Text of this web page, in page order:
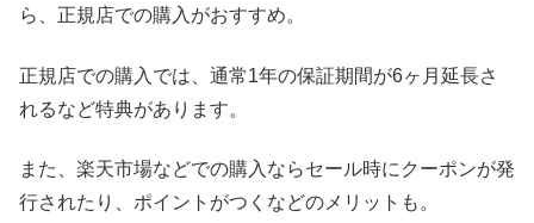
ら、正規店での購入がおすすめ。
正規店での購入では、通常1年の保証期間が6ヶ月延長さ
れるなど特典があります。
また、楽天市場などでの購入ならセール時にクーポンが発
行されたり、ポイントがつくなどのメリットも。